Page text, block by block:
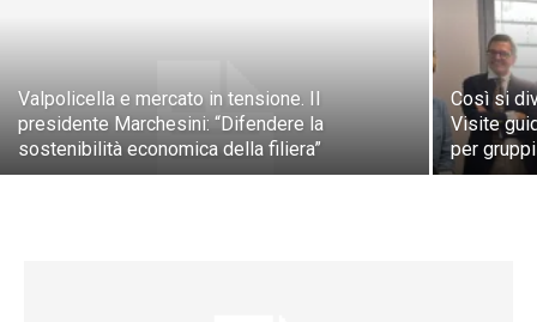
Valpolicella e mercato in tensione. Il
presidente Marchesini: “Difendere la
sostenibilità economica della filiera”
Così si
Visite
per